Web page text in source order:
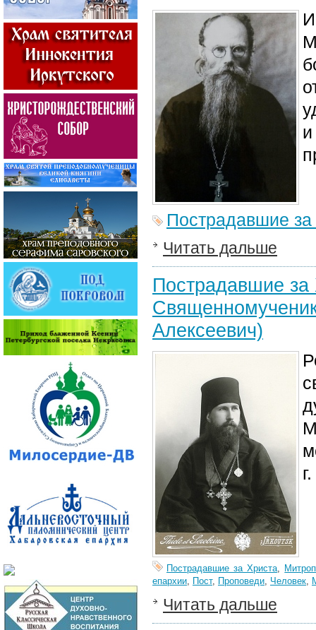
Пострадавшие за
Читать дальше
Пострадавшие за
Алексеевич)
Пострадавшие за Христа,
епархии, Пост, Проповеди, Человек,
Читать дальше